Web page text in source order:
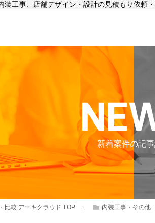
工事、店舗デザイン・設計の見積もり依頼
新着案件の記
比較 アーキクラウド TOP 内装工事・その他